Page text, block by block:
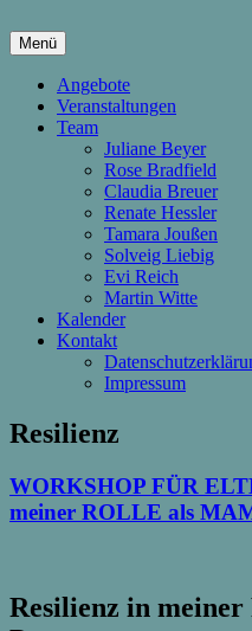
zum
InhaltDie
Menü
Angebote
Veranstaltungen
Team
Juliane Beyer
Rose Bradfield
Claudia Breuer
Renate Hessler
Tamara Joußen
Solveig Liebig
Evi Reich
Martin Witte
Kalender
Kontakt
Impressum
Resilienz
WORKSHOP FÜR
meiner ROLLE als
Resilienz in